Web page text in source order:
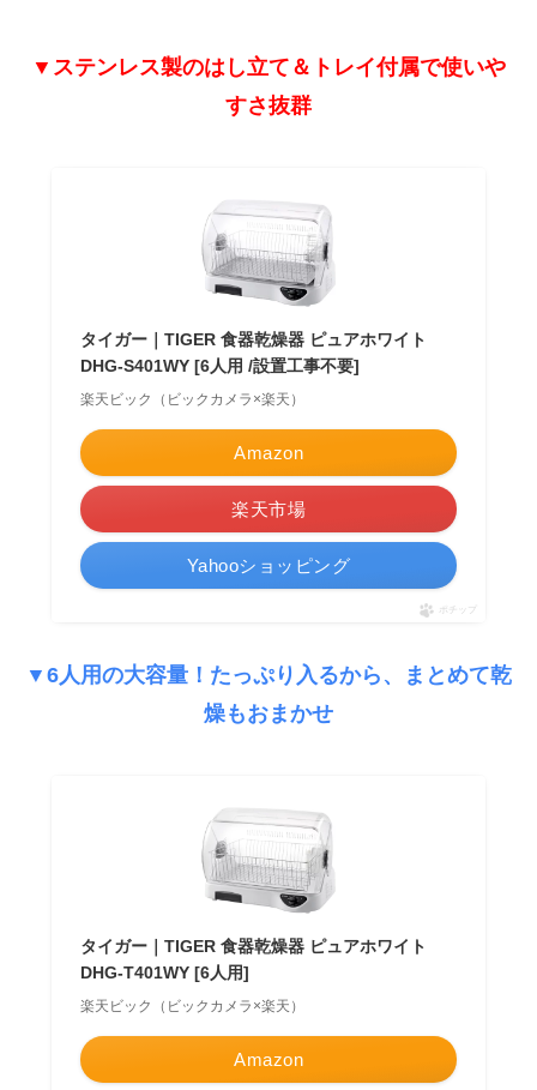
▼ステンレス製のはし立て＆トレイ付属で使いや
すさ抜群
タイガー｜TIGER 食器乾燥器 ピュアホワイト
DHG-S401WY [6人用 /設置工事不要]
楽天ビック（ビックカメラ×楽天）
Amazon
楽天市場
Yahooショッピング
ポチップ
▼6人用の大容量！たっぷり入るから、まとめて乾
燥もおまかせ
タイガー｜TIGER 食器乾燥器 ピュアホワイト
DHG-T401WY [6人用]
楽天ビック（ビックカメラ×楽天）
Amazon